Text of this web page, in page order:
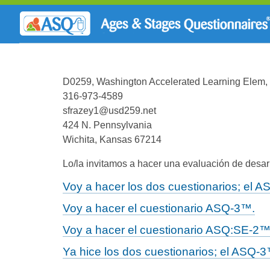
D0259, Washington Accelerated Learning Elem,
316-973-4589
sfrazey1@usd259.net
424 N. Pennsylvania
Wichita, Kansas 67214
Lo/la invitamos a hacer una evaluación de
Voy a hacer los dos cuestionarios; el
Voy a hacer el cuestionario ASQ-3™.
Voy a hacer el cuestionario ASQ:SE-
Ya hice los dos cuestionarios; el